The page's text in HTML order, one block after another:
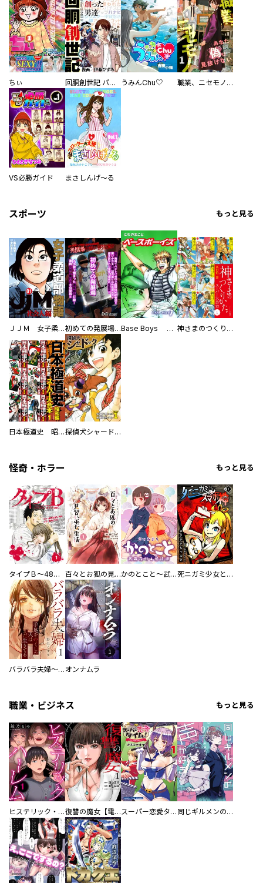
ちぃ 回胴創世記 パチスロを創った男達 うみんChu♡ 職業、ニセモノ～あなたに偽は見抜けない【電子単行本版】
VS必勝ガイド まさしんげ～る
スポーツ もっと見る
ＪＪＭ 女子柔道部物語 社会人編 初めての発展場 【白抜き修正版】 Base Boys 新装版 神さまのつくりかた。スーパー大合本
日本極道史 昭和編 スーパー大合本 探偵犬シャードック（新装版）
怪奇・ホラー もっと見る
タイプＢ～48時間後、致死率100％～【単話】 百々とお狐の見習い巫女生活【単行本版】 かのとこと～武蔵花町怪話譚～ 【連載版】 死ニガミ少女とスマホ神
バラバラ夫婦～手足をなくした夫はまだ生きてる オンナムラ
職業・ビジネス もっと見る
ヒステリック・ハーレム～搾られる男と堕ちる女～【電子単行本版】 復讐の魔女【電子単行本版】 スーパー恋愛タイム！～現場でドＳな彼女は自宅でデレる～ 同じギルメンの声が好き